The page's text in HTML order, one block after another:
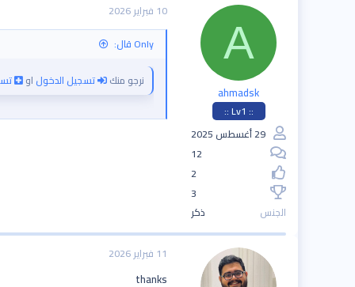
A
ahmadsk
:: Lv1 ::
29 أغسطس 2025
12
2
3
الجنس
ذكر
10 فبراير 2026
Only قال:
نرجو منك
تسجيل الدخول او
11 فبراير 2026
thanks